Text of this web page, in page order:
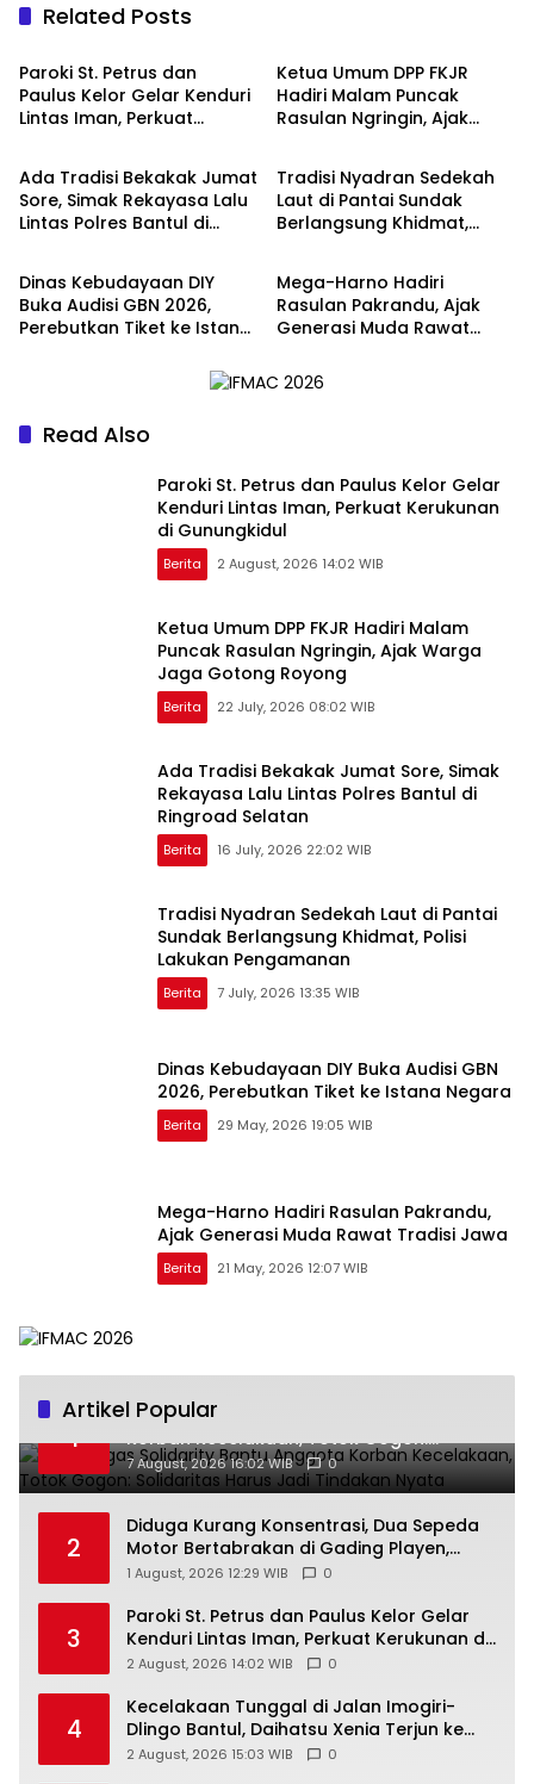
Related Posts
Berita
Paroki St. Petrus dan
Paulus Kelor Gelar Kenduri
Lintas Iman, Perkuat
Ketua Umum DPP FKJR
Hadiri Malam Puncak
Rasulan Ngringin, Ajak
Berita
Ada Tradisi Bekakak Jumat
Sore, Simak Rekayasa Lalu
Lintas Polres Bantul di
Berita
Tradisi Nyadran Sedekah
Laut di Pantai Sundak
Berlangsung Khidmat,
Berita
Dinas Kebudayaan DIY
Buka Audisi GBN 2026,
Perebutkan Tiket ke Istana
Berita
Mega-Harno Hadiri
Rasulan Pakrandu, Ajak
Generasi Muda Rawat
Read Also
Paroki St. Petrus dan Paulus Kelor Gelar
Kenduri Lintas Iman, Perkuat Kerukunan
di Gunungkidul
Berita 2 August, 2026 14:02 WIB
Ketua Umum DPP FKJR Hadiri Malam
Puncak Rasulan Ngringin, Ajak Warga
Jaga Gotong Royong
Berita 22 July, 2026 08:02 WIB
Ada Tradisi Bekakak Jumat Sore, Simak
Rekayasa Lalu Lintas Polres Bantul di
Ringroad Selatan
Berita 16 July, 2026 22:02 WIB
Tradisi Nyadran Sedekah Laut di Pantai
Sundak Berlangsung Khidmat, Polisi
Lakukan Pengamanan
Berita 7 July, 2026 13:35 WIB
Dinas Kebudayaan DIY Buka Audisi GBN
2026, Perebutkan Tiket ke Istana Negara
Berita 29 May, 2026 19:05 WIB
Mega-Harno Hadiri Rasulan Pakrandu,
Ajak Generasi Muda Rawat Tradisi Jawa
Berita 21 May, 2026 12:07 WIB
Artikel Popular
1
Ra’Nggagas Solidarity Bantu Anggota
Korban Kecelakaan, Totok Gogon:
Solidaritas Harus Jadi Tindakan Nyata
7 August, 2026 16:02 WIB 0
2
Diduga Kurang Konsentrasi, Dua Sepeda
Motor Bertabrakan di Gading Playen,
Mahasiswi Meninggal
1 August, 2026 12:29 WIB 0
3
Paroki St. Petrus dan Paulus Kelor Gelar
Kenduri Lintas Iman, Perkuat Kerukunan di
Gunungkidul
2 August, 2026 14:02 WIB 0
4
Kecelakaan Tunggal di Jalan Imogiri-
Dlingo Bantul, Daihatsu Xenia Terjun ke
Jurang
2 August, 2026 15:03 WIB 0